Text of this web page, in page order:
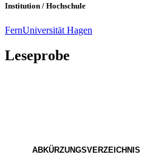
Institution / Hochschule
FernUniversität Hagen
Leseprobe
ABKÜRZUNGSVERZEICHNIS